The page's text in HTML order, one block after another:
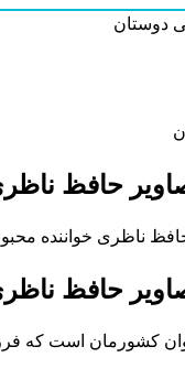
دوستان
حافظ
ناظری خواننده
حافظ